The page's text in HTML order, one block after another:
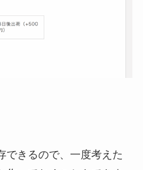
できるので、一度考えた